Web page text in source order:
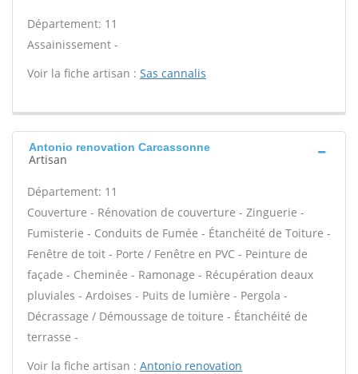
Département: 11
Assainissement -
Voir la fiche artisan : Sas cannalis
Antonio renovation Carcassonne
Artisan
Département: 11
Couverture - Rénovation de couverture - Zinguerie -
Fumisterie - Conduits de Fumée - Étanchéité de Toiture -
Fenêtre de toit - Porte / Fenêtre en PVC - Peinture de
façade - Cheminée - Ramonage - Récupération deaux
pluviales - Ardoises - Puits de lumière - Pergola -
Décrassage / Démoussage de toiture - Étanchéité de
terrasse -
Voir la fiche artisan : Antonio renovation